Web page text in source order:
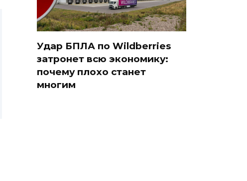
Удар БПЛА по Wildberries
затронет всю экономику:
почему плохо станет
многим